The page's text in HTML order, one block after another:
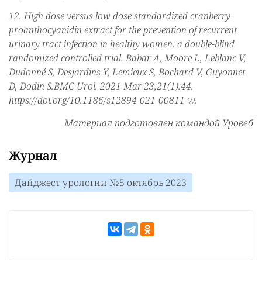
12. High dose versus low dose standardized cranberry
proanthocyanidin extract for the prevention of recurrent
urinary tract infection in healthy women: a double-blind
randomized controlled trial. Babar A, Moore L, Leblanc V,
Dudonné S, Desjardins Y, Lemieux S, Bochard V, Guyonnet
D, Dodin S.BMC Urol. 2021 Mar 23;21(1):44.
https://doi.org/10.1186/s12894-021-00811-w.
Материал подготовлен командой Уровеб
Журнал
Дайджест урологии №5 октябрь 2023